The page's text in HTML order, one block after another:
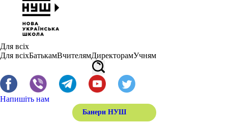
Для всіх
Для всіхБатькамВчителямДиректорамУчням
Напишіть нам
Банери НУШ